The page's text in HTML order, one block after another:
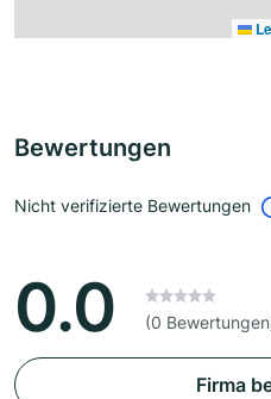
Bewertungen
Nicht verifizierte Bewertungen
0.0 (0
Firma